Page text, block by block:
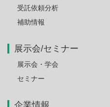
受託依頼分析
補助情報
展示会/セミナー
展示会・学会
セミナー